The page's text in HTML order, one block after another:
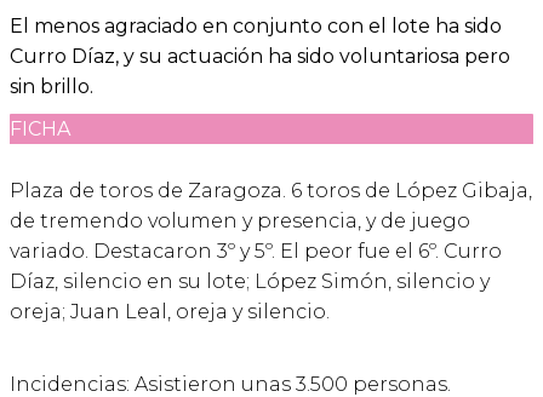
El menos agraciado en conjunto con el lote ha sido
Curro Díaz, y su actuación ha sido voluntariosa pero
sin brillo.
FICHA
Plaza de toros de Zaragoza. 6 toros de López Gibaja,
de tremendo volumen y presencia, y de juego
variado. Destacaron 3º y 5º. El peor fue el 6º. Curro
Díaz, silencio en su lote; López Simón, silencio y
oreja; Juan Leal, oreja y silencio.
Incidencias: Asistieron unas 3.500 personas.